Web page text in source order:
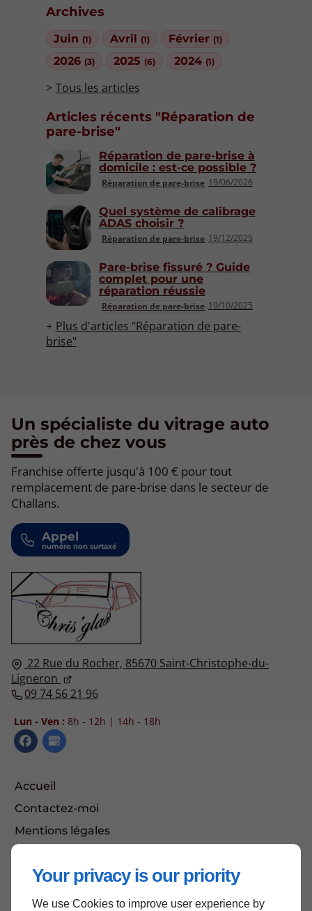
Your privacy is our priority
We use Cookies to improve user experience by
Archives
Juin (1) Avril (1) Février (1)
2026 (3) 2025 (6) 2024 (1)
Tous les articles
Articles récents "Réparation de
pare-brise"
Réparation de pare-brise 19/06/2026
Réparation de pare-brise à
domicile : est-ce possible ?
Réparation de pare-brise 19/12/2025
Quel système de calibrage
ADAS choisir ?
Réparation de pare-brise 19/10/2025
Pare-brise fissuré ? Guide
complet pour une
réparation réussie
Plus d'articles "Réparation de pare-
brise"
22 Rue du Rocher, 85670 Saint-Christophe-du-
Ligneron
09 74 56 21 96
Lun - Ven : 8h - 12h | 14h - 18h
Accueil
Contactez-moi
Mentions légales
Un spécialiste du vitrage auto
près de chez vous
Franchise offerte jusqu'à 100 € pour tout
remplacement de pare-brise dans le secteur de
Challans.
Appel